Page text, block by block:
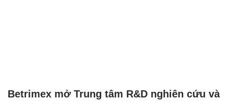
Betrimex mở Trung tâm R&D nghiên cứu và